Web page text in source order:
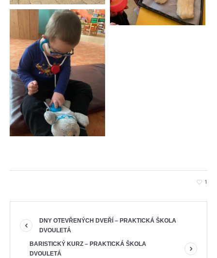
1
DNY OTEVŘENÝCH DVEŘÍ – PRAKTICKÁ ŠKOLA
DVOULETÁ
BARISTICKÝ KURZ – PRAKTICKÁ ŠKOLA
DVOULETÁ